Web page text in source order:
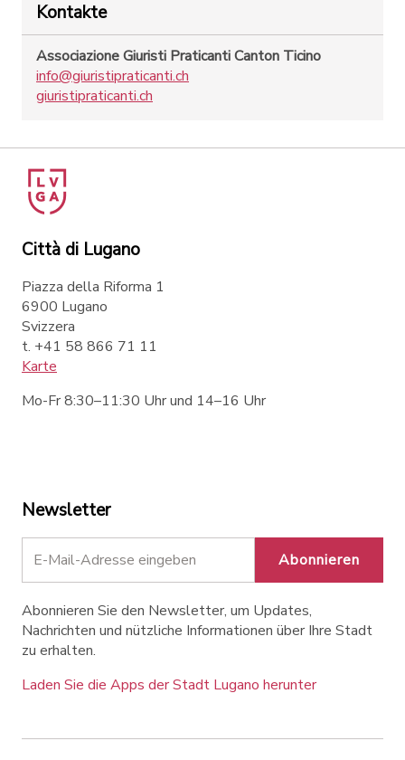
Kontakte
Associazione Giuristi Praticanti Canton Ticino
info@giuristipraticanti.ch
giuristipraticanti.ch
Città di Lugano
Piazza della Riforma 1
6900 Lugano
Svizzera
t. +41 58 866 71 11
Karte
Mo-Fr 8:30–11:30 Uhr und 14–16 Uhr
Newsletter
Abonnieren
Abonnieren Sie den Newsletter, um Updates,
Nachrichten und nützliche Informationen über Ihre Stadt
zu erhalten.
Laden Sie die Apps der Stadt Lugano herunter